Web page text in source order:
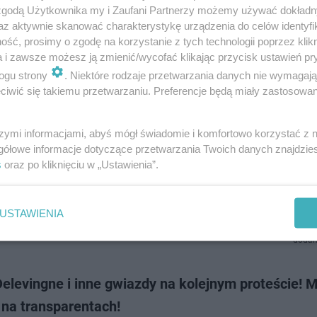
para. Wygląda na to, że kiedy okazało się, że mają zagrać razem w
że nie bę…
związek!
rozstała się niedawno z mężem, Brianem Austinem Greenem. Jednak
i inne gwiazdy na kolejnym proteście!
na transparentach!
Użytkownika my i Zaufani Partnerzy możemy używać
aktywnie skanować charakterystykę urządzenia do celów
prosimy o zgodę na korzystanie z tych technologii poprzez
i zawsze możesz ją zmienić/wycofać klikając przycisk ustawień
strony
. Niektóre rodzaje przetwarzania danych nie
się takiemu przetwarzaniu. Preferencje będą miały
informacjami, abyś mógł świadomie i komfortowo korzystać z
informacje dotyczące przetwarzania Twoich danych
oraz po kliknięciu w „Ustawienia”.
USTAWIENIA